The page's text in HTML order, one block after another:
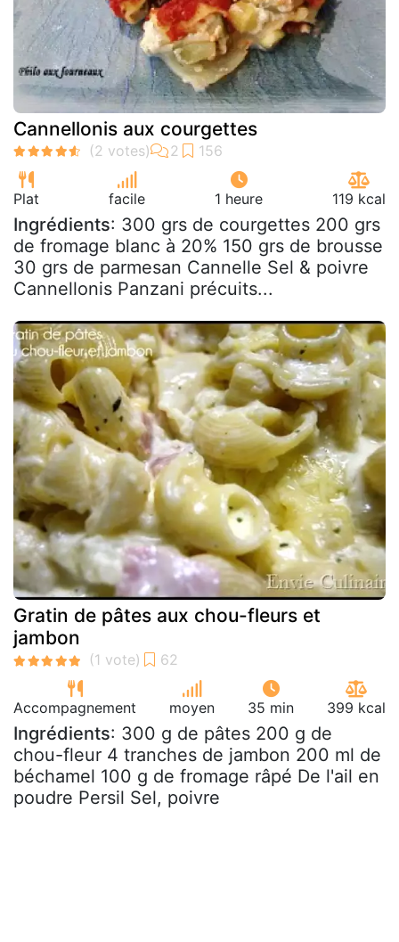
Cannellonis aux courgettes
Plat facile 1 heure 119 kcal
Ingrédients: 300 grs de courgettes 200 grs
de fromage blanc à 20% 150 grs de brousse
30 grs de parmesan Cannelle Sel & poivre
Cannellonis Panzani précuits...
Gratin de pâtes aux chou-fleurs et
jambon
Accompagnement moyen 35 min 399 kcal
Ingrédients: 300 g de pâtes 200 g de
chou-fleur 4 tranches de jambon 200 ml de
béchamel 100 g de fromage râpé De l'ail en
poudre Persil Sel, poivre